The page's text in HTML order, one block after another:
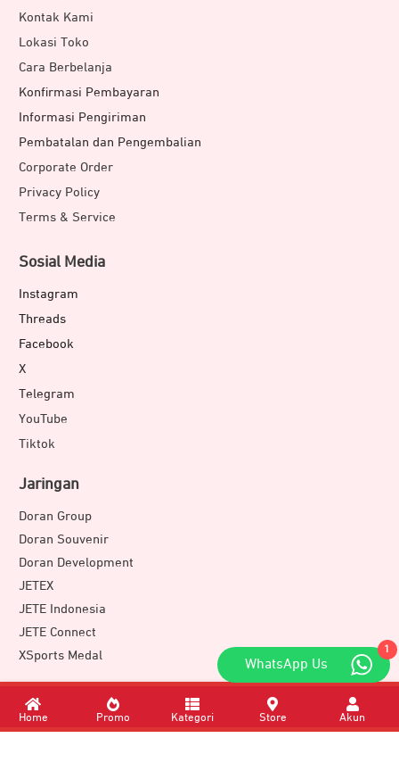
Kontak Kami
Lokasi Toko
Cara Berbelanja
Konfirmasi Pembayaran
Informasi Pengiriman
Pembatalan dan Pengembalian
Corporate Order
Privacy Policy
Terms & Service
Sosial Media
Instagram
Threads
Facebook
X
Telegram
YouTube
Tiktok
Jaringan
Doran Group
Doran Souvenir
Doran Development
JETEX
JETE Indonesia
JETE Connect
XSports Medal
Download Apps
1
WhatsApp Us
Home Promo Kategori Store Akun